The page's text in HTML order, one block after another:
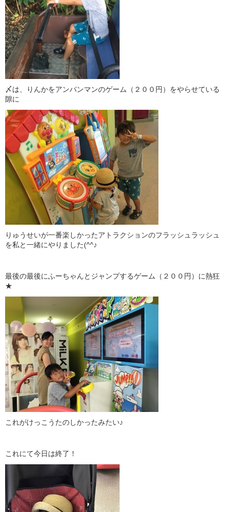
〆は、りんかをアンパンマンのゲーム（２００円）をやらせている
隙に
りゅうせいが一番楽しかったアトラクションのフラッシュラッシュ
を私と一緒にやりました(^^♪
最後の最後にふーちゃんとジャンプするゲーム（２００円）に熱狂
★
これがけっこうたのしかったみたい♪
これにて今日は終了！